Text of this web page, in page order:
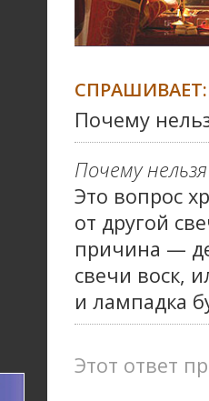
СПРАШИВАЕТ:
Почему
Почему
Это вопрос
от другой
причина —
свечи воск,
и лампадка
Этот ответ